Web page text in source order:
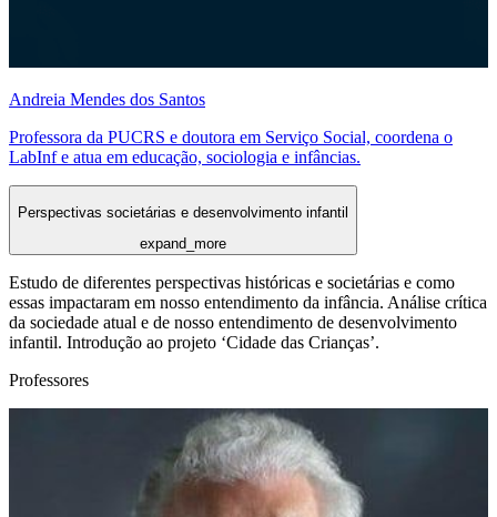
Andreia Mendes dos Santos
Professora da PUCRS e doutora em Serviço Social, coordena o
LabInf e atua em educação, sociologia e infâncias.
Perspectivas societárias e desenvolvimento infantil
expand_more
Estudo de diferentes perspectivas históricas e societárias e como
essas impactaram em nosso entendimento da infância. Análise crítica
da sociedade atual e de nosso entendimento de desenvolvimento
infantil. Introdução ao projeto ‘Cidade das Crianças’.
Professores